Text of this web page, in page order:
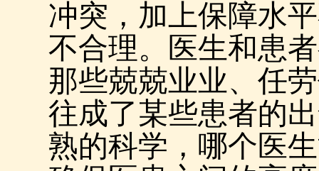
冲突，加上保障水
不合理。医生和患
那些兢兢业业、任
往成了某些患者的
熟的科学，哪个医